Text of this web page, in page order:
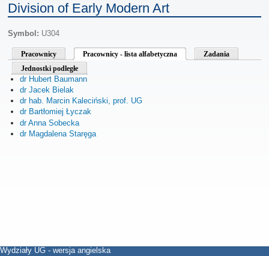
Division of Early Modern Art
Symbol: U304
Pracownicy Pracownicy - lista alfabetyczna
Zadania
Jednostki podległe
dr Hubert Baumann
dr Jacek Bielak
dr hab. Marcin Kaleciński, prof. UG
dr Bartłomiej Łyczak
dr Anna Sobecka
dr Magdalena Staręga
Wydziały UG - wersja angielska